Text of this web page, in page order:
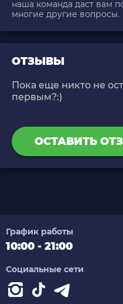
наша команда даст вам
многие другие вопросы.
ОТЗЫВЫ
Пока еще никто не
первым?:)
ОСТАВИТЬ
График работы
10:00 - 21:00
Социальные сети